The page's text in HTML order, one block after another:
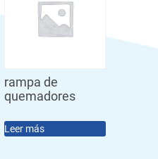
rampa de
quemadores
Leer más